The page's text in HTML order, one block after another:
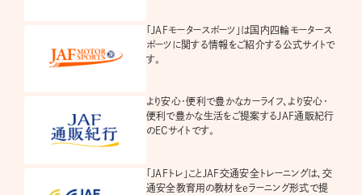
「JAFモータースポーツ」は国内四輪モータース
ポーツに関する情報をご紹介する公式サイトで
す。
より安心・便利で豊かなカーライフ、より安心・
便利で豊かな生活をご提案するJAF通販紀行
のECサイトです。
「JAFトレ」ことJAF交通安全トレーニングは、交
通安全教育用の教材をeラーニング形式で提